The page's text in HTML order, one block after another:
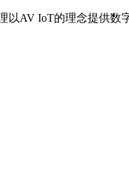
AV IoT的理念提供数